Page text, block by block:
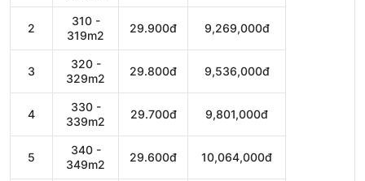
2
310 -
319m2
29.900đ 9,269,000đ
3
320 -
329m2
29.800đ 9,536,000đ
4
330 -
339m2
29.700đ 9,801,000đ
5
340 -
349m2
29.600đ 10,064,000đ